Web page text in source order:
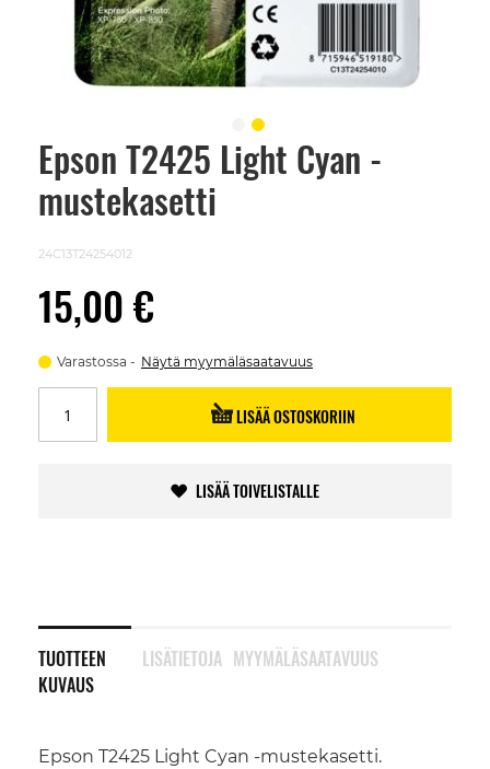
Epson T2425 Light Cyan -
mustekasetti
24C13T24254012
15,00 €
Varastossa Näytä myymäläsaatavuus
LISÄÄ OSTOSKORIIN
LISÄÄ TOIVELISTALLE
TUOTTEEN
KUVAUS
Epson T2425 Light Cyan -mustekasetti.
LISÄTIETOJA MYYMÄLÄSAATAVUUS
Skip
beginning
images